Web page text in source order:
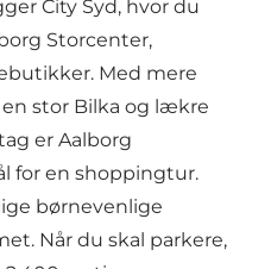
City Syd, hvor du
Storcenter,
Med mere
stor Bilka og lækre
er Aalborg
for en shoppingtur.
børnevenlige
Når du skal parkere,